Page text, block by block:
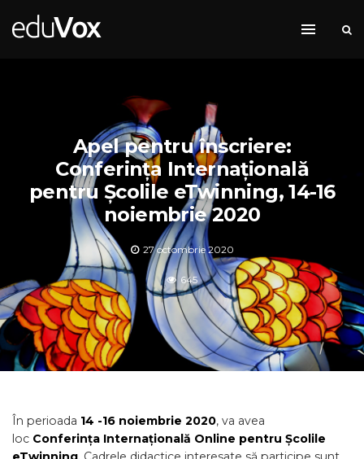
Apel pentru înscriere:
Conferința Internațională
pentru Școlile eTwinning, 14-16
noiembrie 2020
27 octombrie 2020
645
În perioada 14 -16 noiembrie 2020, va avea
loc Conferința Internațională Online pentru Școlile